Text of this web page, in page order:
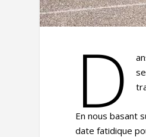
D
En nous basant
date fatidique